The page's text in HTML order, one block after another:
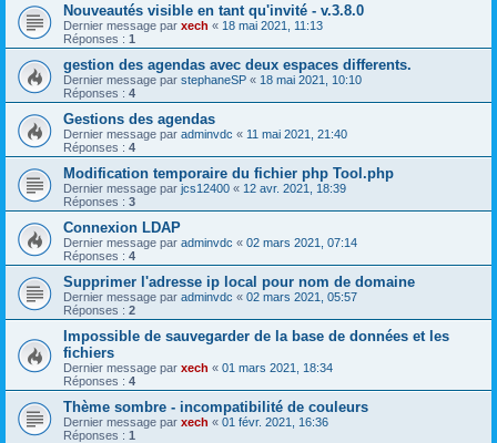
Nouveautés visible en tant qu'invité - v.3.8.0
Dernier message par xech « 18 mai 2021, 11:13
Réponses : 1
gestion des agendas avec deux espaces differents.
Dernier message par stephaneSP « 18 mai 2021, 10:10
Réponses : 4
Gestions des agendas
Dernier message par adminvdc « 11 mai 2021, 21:40
Réponses : 4
Modification temporaire du fichier php Tool.php
Dernier message par jcs12400 « 12 avr. 2021, 18:39
Réponses : 3
Connexion LDAP
Dernier message par adminvdc « 02 mars 2021, 07:14
Réponses : 4
Supprimer l'adresse ip local pour nom de domaine
Dernier message par adminvdc « 02 mars 2021, 05:57
Réponses : 2
Impossible de sauvegarder de la base de données et les
fichiers
Dernier message par xech « 01 mars 2021, 18:34
Réponses : 4
Thème sombre - incompatibilité de couleurs
Dernier message par xech « 01 févr. 2021, 16:36
Réponses : 1